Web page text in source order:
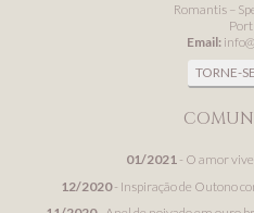
Romantis –
Email:
TORNE-
01/2021- O amor vive
12/2020- Inspiração de Outono